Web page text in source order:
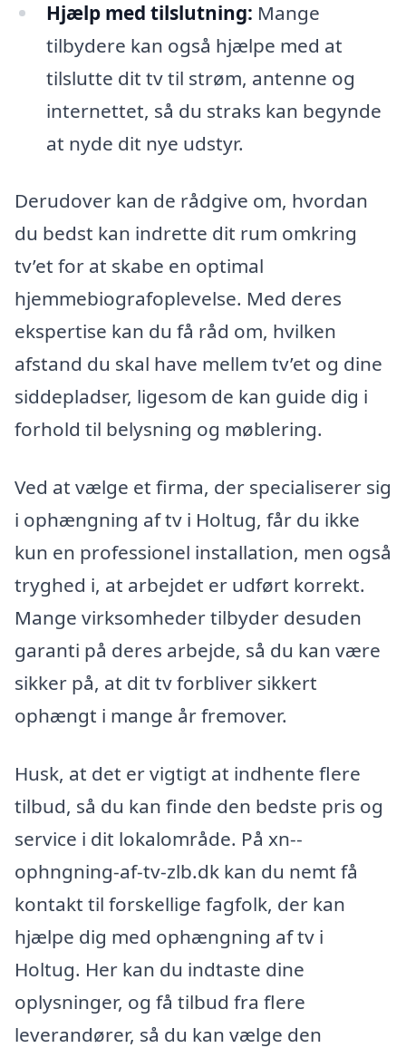
Hjælp med tilslutning: Mange
tilbydere kan også hjælpe med at
tilslutte dit tv til strøm, antenne og
internettet, så du straks kan begynde
at nyde dit nye udstyr.
Derudover kan de rådgive om, hvordan
du bedst kan indrette dit rum omkring
tv’et for at skabe en optimal
hjemmebiografoplevelse. Med deres
ekspertise kan du få råd om, hvilken
afstand du skal have mellem tv’et og dine
siddepladser, ligesom de kan guide dig i
forhold til belysning og møblering.
Ved at vælge et firma, der specialiserer sig
i ophængning af tv i Holtug, får du ikke
kun en professionel installation, men også
tryghed i, at arbejdet er udført korrekt.
Mange virksomheder tilbyder desuden
garanti på deres arbejde, så du kan være
sikker på, at dit tv forbliver sikkert
ophængt i mange år fremover.
Husk, at det er vigtigt at indhente flere
tilbud, så du kan finde den bedste pris og
service i dit lokalområde. På xn--
ophngning-af-tv-zlb.dk kan du nemt få
kontakt til forskellige fagfolk, der kan
hjælpe dig med ophængning af tv i
Holtug. Her kan du indtaste dine
oplysninger, og få tilbud fra flere
leverandører, så du kan vælge den